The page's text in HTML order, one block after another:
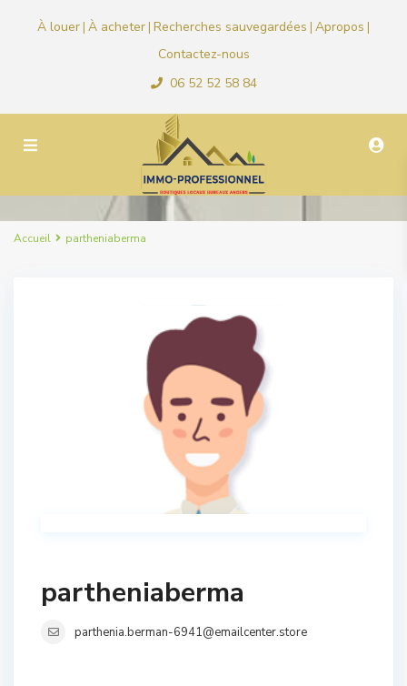
À louer| À acheter| Recherches sauvegardées | Apropos |
Contactez-nous
06 52 52 58 84
Accueil partheniaberma
partheniaberma
parthenia.berman-6941@emailcenter.store